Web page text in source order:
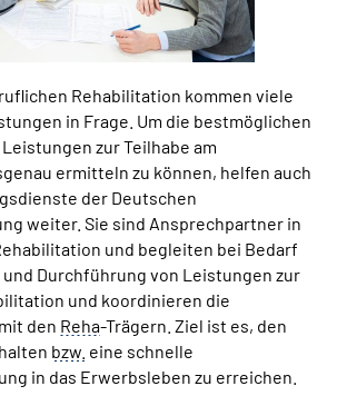
(DGS)
Mein Kundenportal
Rehabilitation kommen viele
in Frage. Um die bestmöglichen
zur Teilhabe am
ermitteln zu können, helfen auch
der Deutschen
weiter. Sie sind Ansprechpartner in
und begleiten bei Bedarf
Durchführung von Leistungen zur
und koordinieren die
den Reha-Trägern. Ziel ist es, den
bzw. eine schnelle
in das Erwerbsleben zu erreichen.